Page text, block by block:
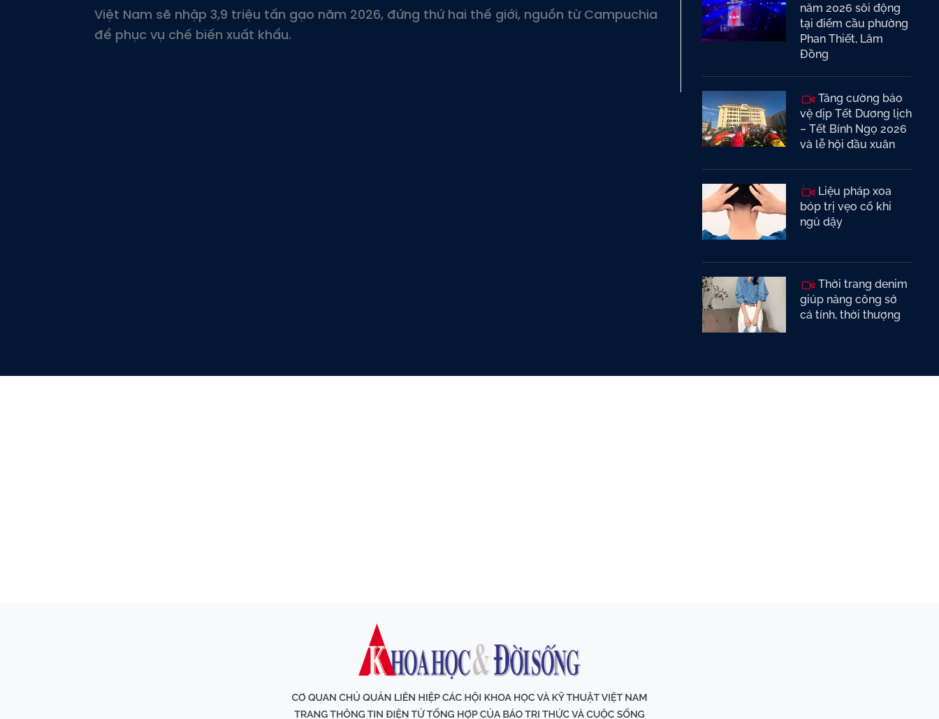
Việt Nam sẽ nhập 3,9 triệu tấn gạo năm 2026, đứng thứ hai thế giới, nguồn từ Campuchia
để phục vụ chế biến xuất khẩu.
năm 2026 sôi động
tại điểm cầu phường
Phan Thiết, Lâm
Đồng
Tăng cường bảo
vệ dịp Tết Dương lịch
– Tết Bính Ngọ 2026
và lễ hội đầu xuân
Liệu pháp xoa
bóp trị vẹo cổ khi
ngủ dậy
Thời trang denim
giúp nàng công sở
cá tính, thời thượng